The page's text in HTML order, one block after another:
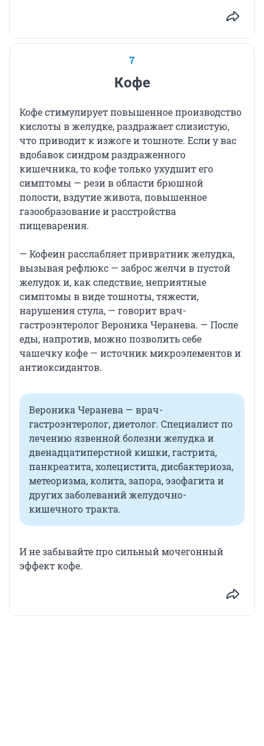
7
Кофе
Кофе стимулирует повышенное производство
кислоты в желудке, раздражает слизистую,
что приводит к изжоге и тошноте. Если у вас
вдобавок синдром раздраженного
кишечника, то кофе только ухудшит его
симптомы — рези в области брюшной
полости, вздутие живота, повышенное
газообразование и расстройства
пищеварения.
— Кофеин расслабляет привратник желудка,
вызывая рефлюкс — заброс желчи в пустой
желудок и, как следствие, неприятные
симптомы в виде тошноты, тяжести,
нарушения стула, — говорит врач-
гастроэнтеролог Вероника Черанева. — После
еды, напротив, можно позволить себе
чашечку кофе — источник микроэлементов и
антиоксидантов.
Вероника Черанева — врач-
гастроэнтеролог, диетолог. Специалист по
лечению язвенной болезни желудка и
двенадцатиперстной кишки, гастрита,
панкреатита, холецистита, дисбактериоза,
метеоризма, колита, запора, эзофагита и
других заболеваний желудочно-
кишечного тракта.
И не забывайте про сильный мочегонный
эффект кофе.